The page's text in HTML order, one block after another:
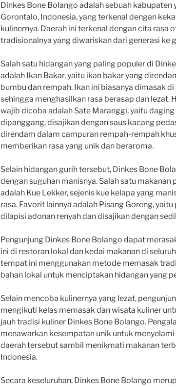
Dinkes Bone Bolango adalah sebuah kabupaten
Gorontalo, Indonesia, yang terkenal dengan
kulinernya. Daerah ini terkenal dengan cita rasa
tradisionalnya yang diwariskan dari generasi ke
Salah satu hidangan yang paling populer di
adalah Ikan Bakar, yaitu ikan bakar yang
bumbu dan rempah. Ikan ini biasanya dimasak
sehingga menghasilkan rasa berasap dan lezat.
wajib dicoba adalah Sate Maranggi, yaitu
dipanggang, disajikan dengan saus kacang
direndam dalam campuran rempah-rempah
memberikan rasa yang unik dan beraroma.
Selain hidangan gurih tersebut, Dinkes Bone
dengan suguhan manisnya. Salah satu makanan
adalah Kue Lekker, sejenis kue kelapa yang
rasa. Favorit lainnya adalah Pisang Goreng,
dilapisi adonan renyah dan disajikan dengan
Pengunjung Dinkes Bone Bolango dapat
ini di restoran lokal dan kedai makanan di
tempat ini menggunakan metode memasak
bahan lokal untuk menciptakan hidangan yang
Selain mencoba kulinernya yang lezat,
mengikuti kelas memasak dan wisata kuliner
jauh tradisi kuliner Dinkes Bone Bolango.
menawarkan kesempatan unik untuk
daerah tersebut sambil menikmati makanan
Indonesia.
Secara keseluruhan, Dinkes Bone Bolango